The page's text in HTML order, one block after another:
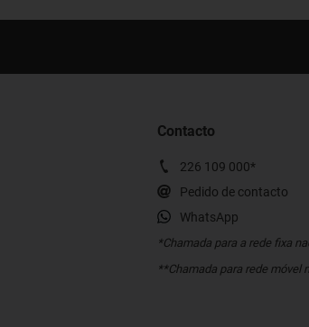
Contacto
226 109 000*
Pedido de contacto
WhatsApp
*Chamada para a rede fixa
**Chamada para rede móvel